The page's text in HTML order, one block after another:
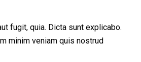
fugit, quia. Dicta sunt explicabo.
minim veniam quis nostrud